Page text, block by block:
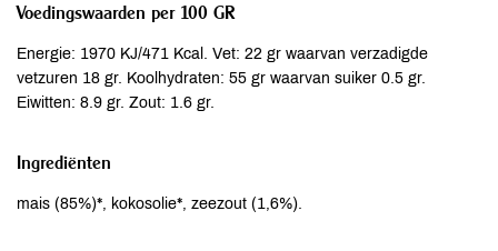
Voedingswaarden per 100 GR
Energie: 1970 KJ/471 Kcal. Vet: 22 gr waarvan verzadigde
vetzuren 18 gr. Koolhydraten: 55 gr waarvan suiker 0.5 gr.
Eiwitten: 8.9 gr. Zout: 1.6 gr.
Ingrediënten
mais (85%)*, kokosolie*, zeezout (1,6%).